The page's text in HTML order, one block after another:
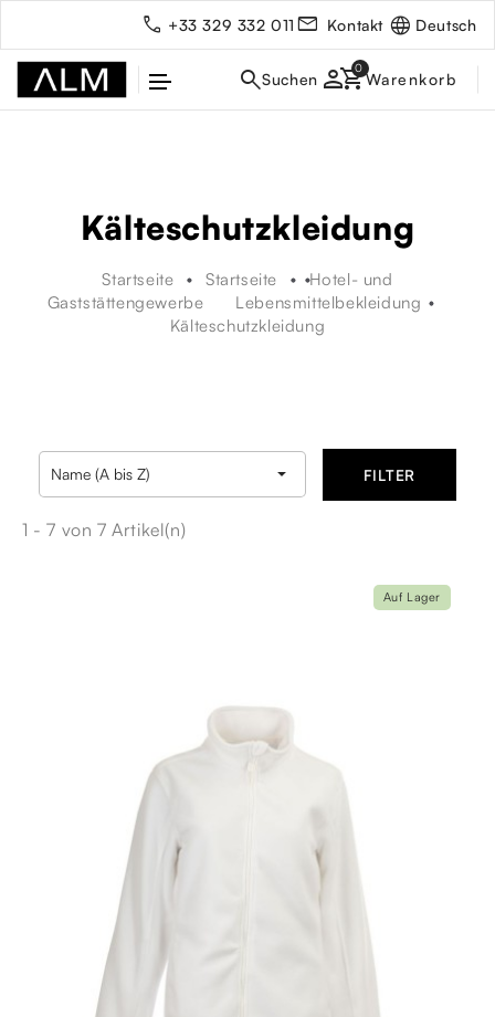
+33 329 332 011 Kontakt Deutsch
person
Kälteschutzkleidung
Startseite Startseite
Hotel- und
Gaststättengewerbe
Lebensmittelbekleidung
Kälteschutzkleidung
Name (A bis Z)  FILTER
1 - 7 von 7 Artikel(n)
Auf Lager